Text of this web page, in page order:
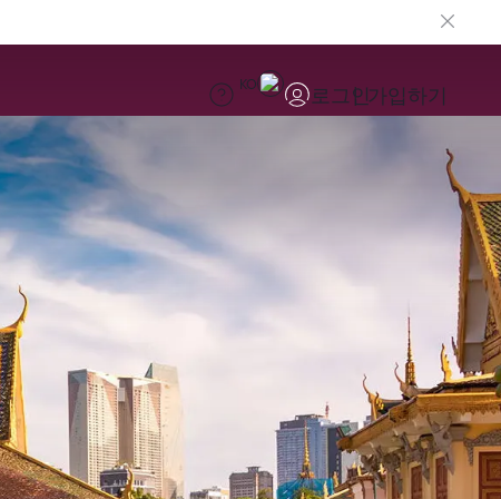
KO 로그인가입하기